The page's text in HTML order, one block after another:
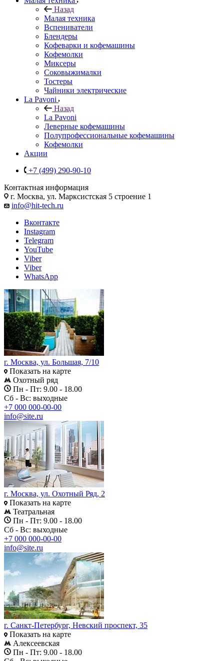
Назад
Малая техника
Вспениватели
Блендеры
Кофеварки и кофемашины
Кофемолки
Миксеры
Соковыжималки
Тостеры
Чайники электрические
La Pavoni
Назад
La Pavoni
Леверные кофемашины
Полупрофессиональные кофемашины
Кофемолки
Акции
+7 (499) 290-90-10
Контактная информация
г. Москва, ул. Марксистская 5 строение 1
info@hit-tech.ru
Вконтакте
Instagram
Telegram
YouTube
Viber
Viber
WhatsApp
г. Москва, ул. Большая, 7/10
Показать на карте
Охотный ряд
Пн - Пт: 9.00 - 18.00
Сб - Вс: выходные
+7 000 000-00-00
info@site.ru
г. Москва, ул. Охотный Ряд, 2
Показать на карте
Театральная
Пн - Пт: 9.00 - 18.00
Сб - Вс: выходные
+7 000 000-00-00
info@site.ru
г. Санкт-Петербург, Невский проспект, 35
Показать на карте
Алексеевская
Пн - Пт: 9.00 - 18.00